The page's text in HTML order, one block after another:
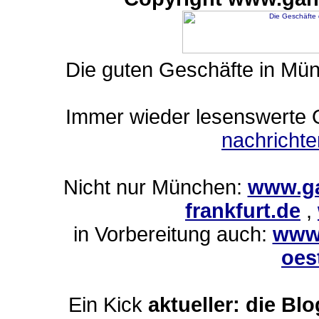
Die guten Geschäfte in
Immer wieder lesenswerte
Nicht nur München:
frankfurt.de ,
in Vorbereitung auch:
Ein Kick aktueller: die